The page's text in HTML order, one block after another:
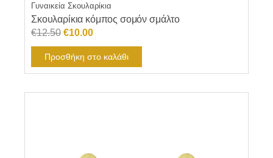
Γυναικεία Σκουλαρίκια
Σκουλαρίκια κόμπος σομόν σμάλτο
€12.50 Original
price
was:
€12.50.
€10.00Η
τρέχουσα
τιμή
είναι:
€10.00.
Προσθήκη στο καλάθι